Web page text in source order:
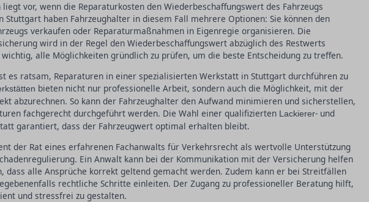
liegt vor, wenn die Reparaturkosten den Wiederbeschaffungswert des Fahrzeugs
Stuttgart haben Fahrzeughalter in diesem Fall mehrere Optionen: Sie können den
verkaufen oder Reparaturmaßnahmen in Eigenregie organisieren. Die
wird in der Regel den Wiederbeschaffungswert abzüglich des Restwerts
wichtig, alle Möglichkeiten gründlich zu prüfen, um die beste Entscheidung zu treffen.
es ratsam, Reparaturen in einer spezialisierten Werkstatt in Stuttgart durchführen zu
bieten nicht nur professionelle Arbeit, sondern auch die Möglichkeit, mit der
abzurechnen. So kann der Fahrzeughalter den Aufwand minimieren und sicherstellen,
fachgerecht durchgeführt werden. Die Wahl einer qualifizierten Lackierer- und
garantiert, dass der Fahrzeugwert optimal erhalten bleibt.
der Rat eines erfahrenen Fachanwalts für Verkehrsrecht als wertvolle Unterstützung
Ein Anwalt kann bei der Kommunikation mit der Versicherung helfen
dass alle Ansprüche korrekt geltend gemacht werden. Zudem kann er bei Streitfällen
rechtliche Schritte einleiten. Der Zugang zu professioneller Beratung hilft,
und stressfrei zu gestalten.